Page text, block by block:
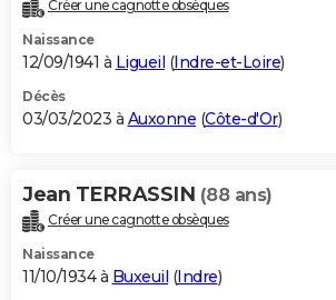
Créer une cagnotte obsèques
Naissance
12/09/1941 à Ligueil (Indre-et-Loire)
Décès
03/03/2023 à Auxonne (Côte-d'Or)
Jean TERRASSIN (88 ans)
Créer une cagnotte obsèques
Naissance
11/10/1934 à Buxeuil (Indre)